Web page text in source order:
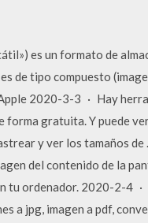
es un formato de
de tipo compuesto
2020-3-3 · Hay
forma gratuita. Y puede
y ver los tamaños
del contenido de la
tu ordenador. 2020-2-4
a jpg, imagen a pdf,